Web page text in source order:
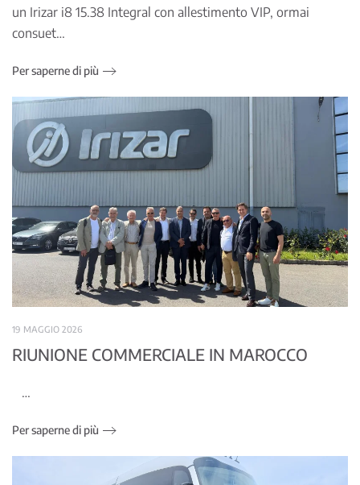
un Irizar i8 15.38 Integral con allestimento VIP, ormai
consuet…
Per saperne di più
19 MAGGIO 2026
RIUNIONE COMMERCIALE IN MAROCCO
…
Per saperne di più